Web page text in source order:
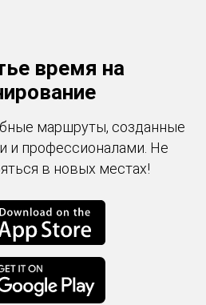
время на
маршруты, созданные
и профессионалами. Не
в новых местах!